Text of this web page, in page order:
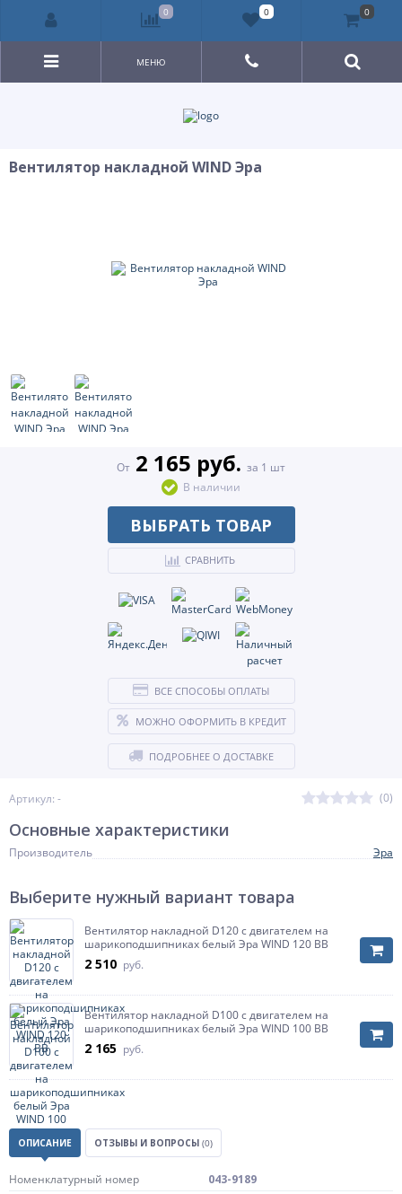
МЕНЮ
Вентилятор накладной WIND Эра
Артикул: - (0)
От 2 165 руб. за 1 шт
В наличии
ВЫБРАТЬ ТОВАР
СРАВНИТЬ
ВСЕ СПОСОБЫ ОПЛАТЫ
МОЖНО ОФОРМИТЬ В КРЕДИТ
ПОДРОБНЕЕ О ДОСТАВКЕ
Основные характеристики
Производитель Эра
Выберите нужный вариант товара
Вентилятор накладной D120 c двигателем на
шарикоподшипниках белый Эра WIND 120 BB
2 510 руб.
Вентилятор накладной D100 c двигателем на
шарикоподшипниках белый Эра WIND 100 BB
2 165 руб.
ОПИСАНИЕ ОТЗЫВЫ И ВОПРОСЫ (0)
Номенклатурный номер
043-9189
0 0 0